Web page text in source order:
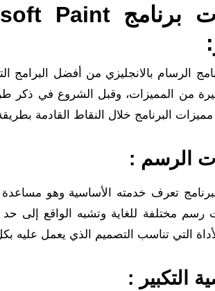
الرسام بالانجليزي من أفضل البرامج
البرنامج خلال النقاط القادمة
الرسم :
التي تناسب التصميم الذي يعمل عليه
التكبير :